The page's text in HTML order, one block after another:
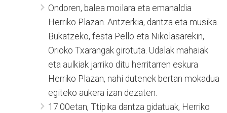
Ondoren, balea moilara eta emanaldia
Herriko Plazan. Antzerkia, dantza eta musika.
Bukatzeko, festa Pello eta Nikolasarekin,
Orioko Txarangak girotuta. Udalak mahaiak
eta aulkiak jarriko ditu herritarren eskura
Herriko Plazan, nahi dutenek bertan mokadua
egiteko aukera izan dezaten.
17:00etan, Ttipika dantza gidatuak, Herriko